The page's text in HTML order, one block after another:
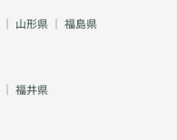
｜ 山形県 ｜ 福島県
｜ 福井県